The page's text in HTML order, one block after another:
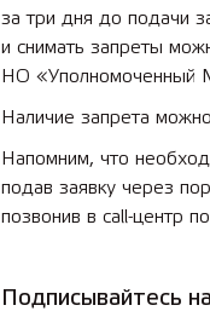
за три дня до подачи
и снимать запреты
НО «Уполномоченный
Наличие запрета
Напомним, что
подав заявку через
позвонив в call-центр
Подписывайтесь